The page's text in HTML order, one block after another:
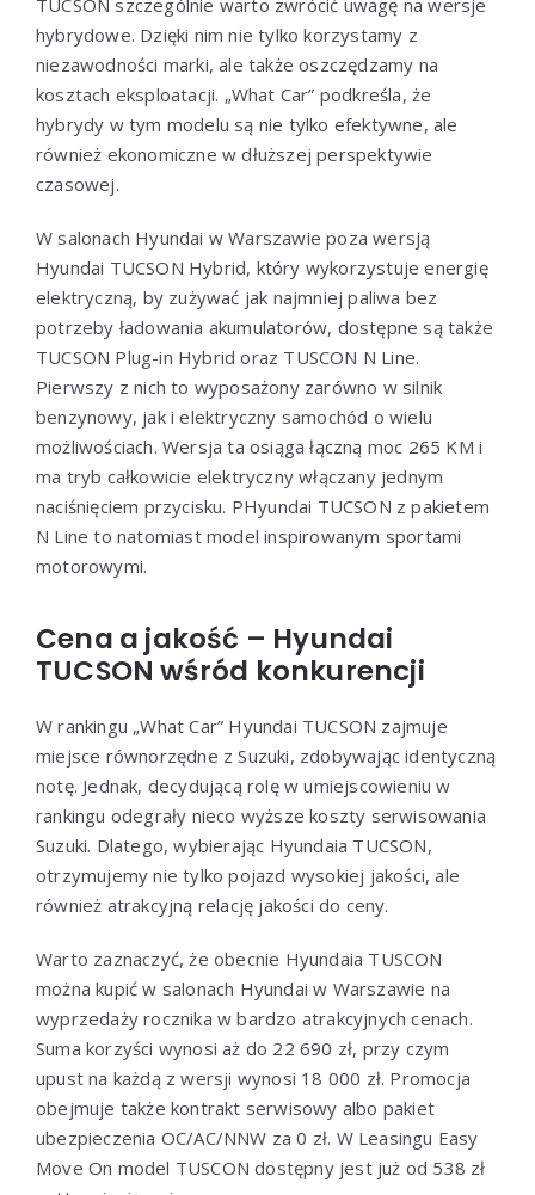
hybrydowe. Dzięki nim nie tylko korzystamy z
niezawodności marki, ale także oszczędzamy na
kosztach eksploatacji. „What Car” podkreśla, że
hybrydy w tym modelu są nie tylko efektywne, ale
również ekonomiczne w dłuższej perspektywie
czasowej.
W salonach Hyundai w Warszawie poza wersją
Hyundai TUCSON Hybrid, który wykorzystuje energię
elektryczną, by zużywać jak najmniej paliwa bez
potrzeby ładowania akumulatorów, dostępne są także
TUCSON Plug-in Hybrid oraz TUSCON N Line.
Pierwszy z nich to wyposażony zarówno w silnik
benzynowy, jak i elektryczny samochód o wielu
możliwościach. Wersja ta osiąga łączną moc 265 KM i
ma tryb całkowicie elektryczny włączany jednym
naciśnięciem przycisku. PHyundai TUCSON z pakietem
N Line to natomiast model inspirowanym sportami
motorowymi.
Cena a jakość – Hyundai
TUCSON wśród konkurencji
W rankingu „What Car” Hyundai TUCSON zajmuje
miejsce równorzędne z Suzuki, zdobywając identyczną
notę. Jednak, decydującą rolę w umiejscowieniu w
rankingu odegrały nieco wyższe koszty serwisowania
Suzuki. Dlatego, wybierając Hyundaia TUCSON,
otrzymujemy nie tylko pojazd wysokiej jakości, ale
również atrakcyjną relację jakości do ceny.
Warto zaznaczyć, że obecnie Hyundaia TUSCON
można kupić w salonach Hyundai w Warszawie na
wyprzedaży rocznika w bardzo atrakcyjnych cenach.
Suma korzyści wynosi aż do 22 690 zł, przy czym
upust na każdą z wersji wynosi 18 000 zł. Promocja
obejmuje także kontrakt serwisowy albo pakiet
ubezpieczenia OC/AC/NNW za 0 zł. W Leasingu Easy
Move On model TUSCON dostępny jest już od 538 zł